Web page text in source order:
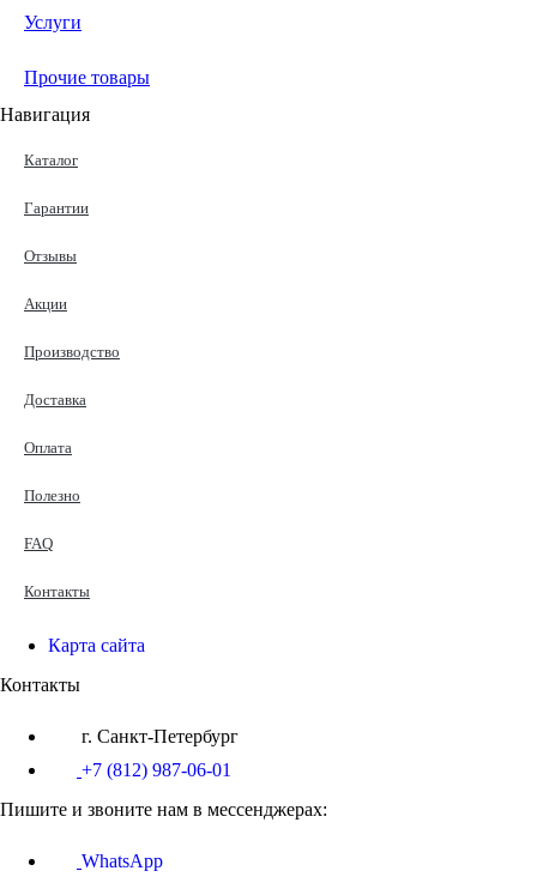
Услуги
Прочие товары
Навигация
Каталог
Гарантии
Отзывы
Акции
Производство
Доставка
Оплата
Полезно
FAQ
Контакты
Карта сайта
Контакты
г. Санкт-Петербург
+7 (812) 987-06-01
Пишите и звоните нам в мессенджерах:
WhatsApp